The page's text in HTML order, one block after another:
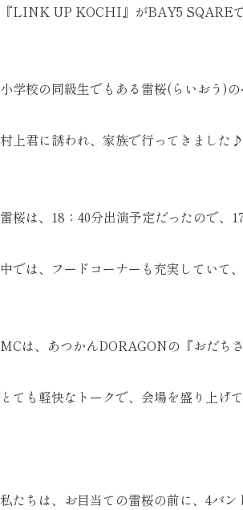
『LINK UP KOCHI』がBAY5 SQAREで
小学校の同級生でもある雷桜(らいおう)の
村上君に誘われ、家族で行ってきました♪
雷桜は、18：40分出演予定だったので、
中では、フードコーナーも充実していて
MCは、あつかんDORAGONの『おだちさ
とても軽快なトークで、会場を盛り上げ
私たちは、お目当ての雷桜の前に、4バ